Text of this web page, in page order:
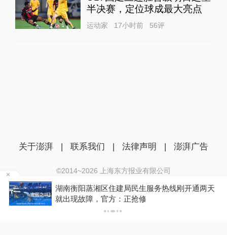
半决赛，定位球成最大亮点
运动家 17小时前 56评
湖南衡阳蒸湘区住建局民生服务热线刚开通两天
就出现故障，官方：正抢修
关于澎湃 | 联系我们 | 法律声明 | 澎湃广告
©2014~2026 上海东方报业有限公司
沪ICP证：沪B2-20170116 | 沪ICP备14003370号
互联网新闻信息服务许可证：31120170006
沪公网安备 31010602000299号